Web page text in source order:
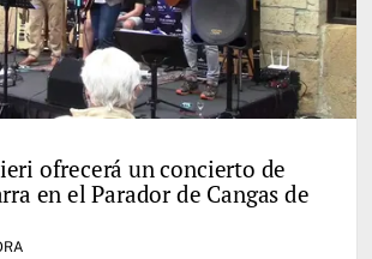
ofrecerá un concierto de
en el Parador de Cangas de